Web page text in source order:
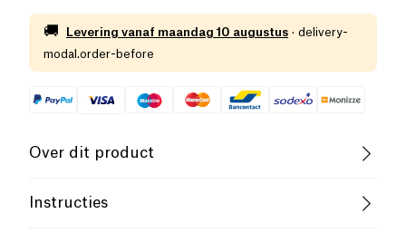
🚚 Levering vanaf maandag 10 augustus · delivery-
modal.order-before
Over dit product
Biologisch
Instructies